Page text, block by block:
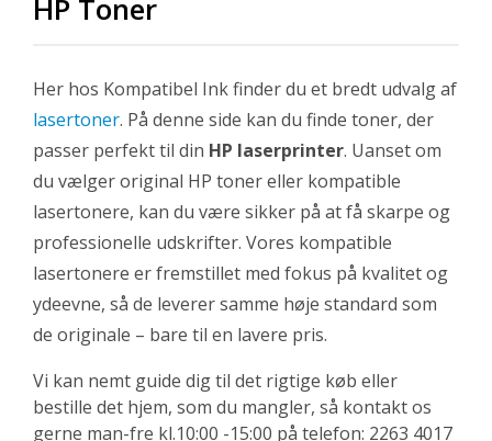
HP Toner
Her hos Kompatibel Ink finder du et bredt udvalg af
lasertoner. På denne side kan du finde toner, der
passer perfekt til din HP laserprinter. Uanset om
du vælger original HP toner eller kompatible
lasertonere, kan du være sikker på at få skarpe og
professionelle udskrifter. Vores kompatible
lasertonere er fremstillet med fokus på kvalitet og
ydeevne, så de leverer samme høje standard som
de originale – bare til en lavere pris.
Vi kan nemt guide dig til det rigtige køb eller
bestille det hjem, som du mangler, så kontakt os
gerne man-fre kl.10:00 -15:00 på telefon: 2263 4017